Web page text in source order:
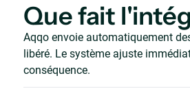
Que fait
Aqqo envoie automatiquement
libéré. Le système ajuste
conséquence.